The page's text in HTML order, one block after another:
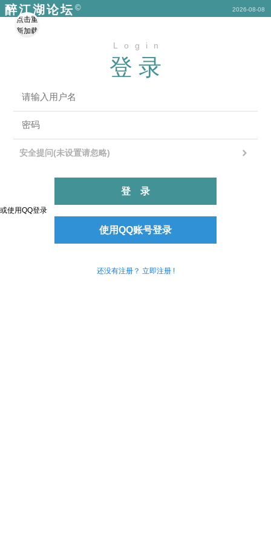
点击重
新加载
醉江湖论坛
© 2026-08-08
Login
登录
安全提问(未设置请忽略)
登录
或使用QQ登录
使用QQ账号登录
还没有注册？ 立即注册 !